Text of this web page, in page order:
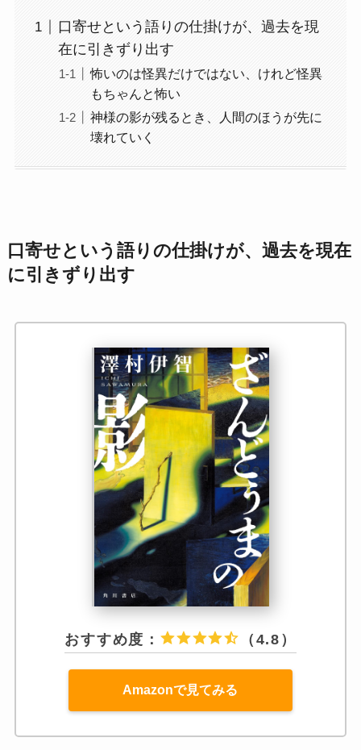
口寄せという語りの仕掛けが、過去を現
在に引きずり出す
怖いのは怪異だけではない、けれど怪異
もちゃんと怖い
神様の影が残るとき、人間のほうが先に
壊れていく
口寄せという語りの仕掛けが、過去を現在
に引きずり出す
おすすめ度： （4.8）
Amazonで見てみる